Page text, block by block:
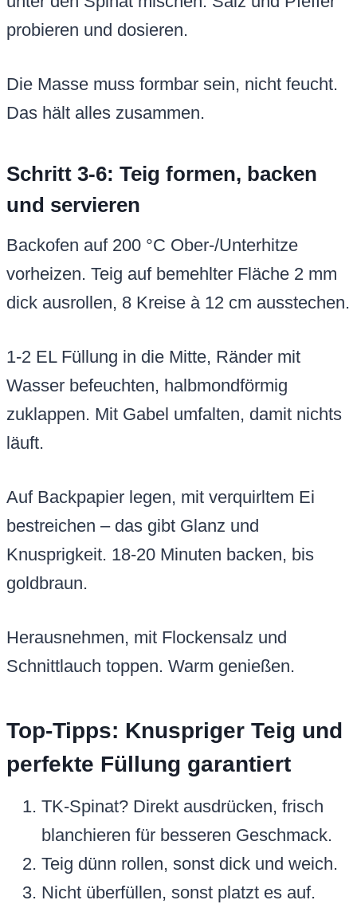
probieren und dosieren.
Die Masse muss formbar sein, nicht feucht.
Das hält alles zusammen.
Schritt 3-6: Teig formen, backen
und servieren
Backofen auf 200 °C Ober-/Unterhitze
vorheizen. Teig auf bemehlter Fläche 2 mm
dick ausrollen, 8 Kreise à 12 cm ausstechen.
1-2 EL Füllung in die Mitte, Ränder mit
Wasser befeuchten, halbmondförmig
zuklappen. Mit Gabel umfalten, damit nichts
läuft.
Auf Backpapier legen, mit verquirltem Ei
bestreichen – das gibt Glanz und
Knusprigkeit. 18-20 Minuten backen, bis
goldbraun.
Herausnehmen, mit Flockensalz und
Schnittlauch toppen. Warm genießen.
Top-Tipps: Knuspriger Teig und
perfekte Füllung garantiert
TK-Spinat? Direkt ausdrücken, frisch
blanchieren für besseren Geschmack.
Teig dünn rollen, sonst dick und weich.
Nicht überfüllen, sonst platzt es auf.